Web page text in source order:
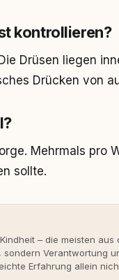
kontrollieren?
Drüsen liegen
Drücken von
Mehrmals pro
sollte.
– die meisten
Verantwortung
Erfahrung allein